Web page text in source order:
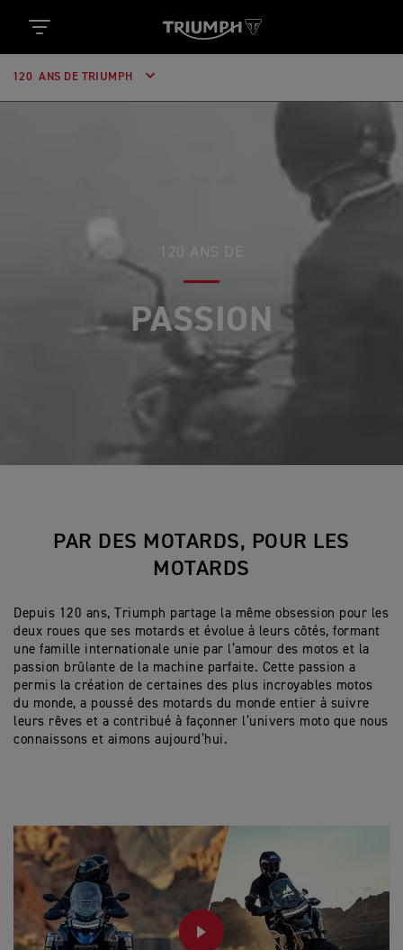
120 ANS DE TRIUMPH
120 ANS DE
PASSION
PAR DES MOTARDS, POUR LES
MOTARDS
Depuis 120 ans, Triumph partage la même obsession pour les
deux roues que ses motards et évolue à leurs côtés, formant
une famille internationale unie par l’amour des motos et la
passion brûlante de la machine parfaite. Cette passion a
permis la création de certaines des plus incroyables motos
du monde, a poussé des motards du monde entier à suivre
leurs rêves et a contribué à façonner l’univers moto que nous
connaissons et aimons aujourd’hui.
PLAY